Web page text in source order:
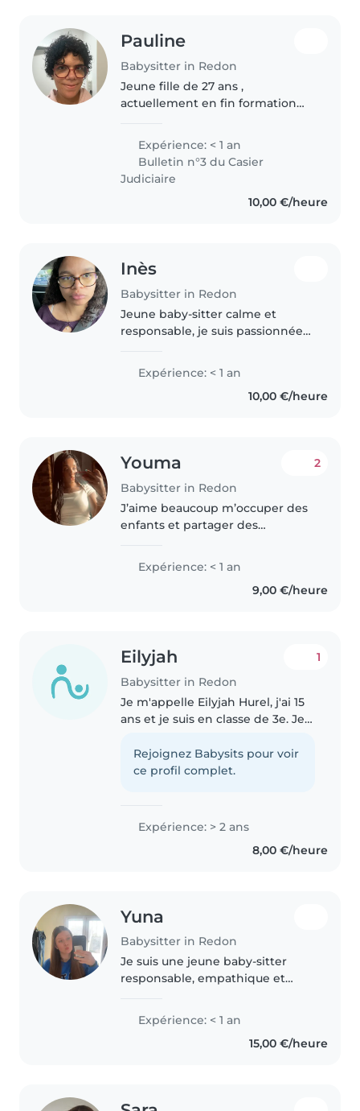
Pauline
Babysitter in Redon
Jeune fille de 27 ans ,
actuellement en fin formation
de garde d'enfant en journée et
soirée sur Redonet alentours, j'ai
le permis et une voiture..
Expérience: < 1 an
Bulletin n°3 du Casier
Judiciaire
10,00 €/heure
Inès
Babysitter in Redon
Jeune baby-sitter calme et
responsable, je suis passionnée
une expérience avec les enfants
d'âge préscolaire, mais peut
Expérience: < 1 an
10,00 €/heure
Youma
Babysitter in Redon
2
J’aime beaucoup m’occuper des
enfants et partager des
pour dessiner, peindre ou même
cuisiner ! J’ai récemment passé
mon BAFA, ce qui m’a permis
Expérience: < 1 an
9,00 €/heure
Eilyjah
Babysitter in Redon
1
Je m'appelle Eilyjah Hurel, j'ai 15
ans et je suis en classe de 3e. Je
j'aime beaucoup m'occuper des
enfants. Je peux jouer avec eux,
Rejoignez Babysits pour voir
ce profil complet.
Expérience: > 2 ans
8,00 €/heure
Yuna
Babysitter in Redon
Je suis une jeune baby-sitter
responsable, empathique et
de vos enfants. Bien que je sois
nouvelle dans ce domaine, je
possède une certification en..
Expérience: < 1 an
15,00 €/heure